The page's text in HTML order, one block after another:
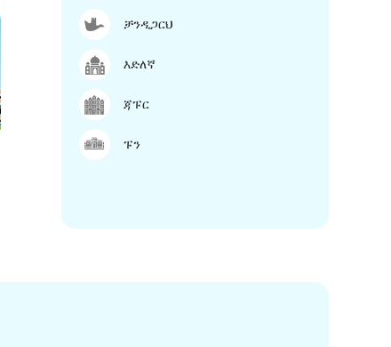
ቻንዲጋርህ
እድለኛ
ጃፑር
ፑን